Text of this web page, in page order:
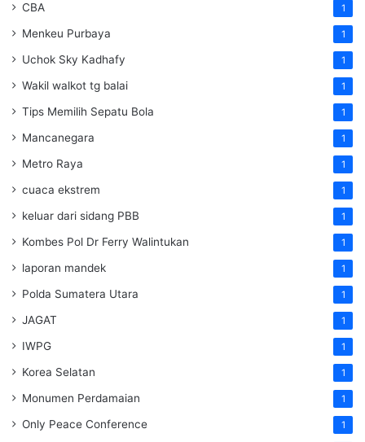
CBA 1
Menkeu Purbaya 1
Uchok Sky Kadhafy 1
Wakil walkot tg balai 1
Tips Memilih Sepatu Bola 1
Mancanegara 1
Metro Raya 1
cuaca ekstrem 1
keluar dari sidang PBB 1
Kombes Pol Dr Ferry Walintukan 1
laporan mandek 1
Polda Sumatera Utara 1
JAGAT 1
IWPG 1
Korea Selatan 1
Monumen Perdamaian 1
Only Peace Conference 1